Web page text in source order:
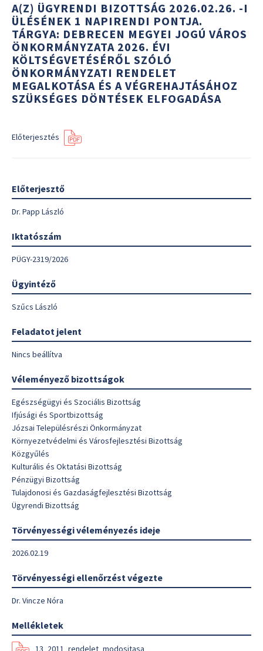
A(Z) ÜGYRENDI BIZOTTSÁG 2026.02.26. -I
ÜLÉSÉNEK 1 NAPIRENDI PONTJA.
TÁRGYA: DEBRECEN MEGYEI JOGÚ VÁROS
ÖNKORMÁNYZATA 2026. ÉVI
KÖLTSÉGVETÉSÉRŐL SZÓLÓ
ÖNKORMÁNYZATI RENDELET
MEGALKOTÁSA ÉS A VÉGREHAJTÁSÁHOZ
SZÜKSÉGES DÖNTÉSEK ELFOGADÁSA
Előterjesztés
Előterjesztő
Dr. Papp László
Iktatószám
PÜGY-2319/2026
Ügyintéző
Szűcs László
Feladatot jelent
Nincs beállítva
Véleményező bizottságok
Egészségügyi és Szociális Bizottság
Ifjúsági és Sportbizottság
Józsai Településrészi Önkormányzat
Környezetvédelmi és Városfejlesztési Bizottság
Közgyűlés
Kulturális és Oktatási Bizottság
Pénzügyi Bizottság
Tulajdonosi és Gazdaságfejlesztési Bizottság
Ügyrendi Bizottság
Törvényességi véleményezés ideje
2026.02.19
Törvényességi ellenőrzést végezte
Dr. Vincze Nóra
Mellékletek
13_2011_rendelet_modositasa